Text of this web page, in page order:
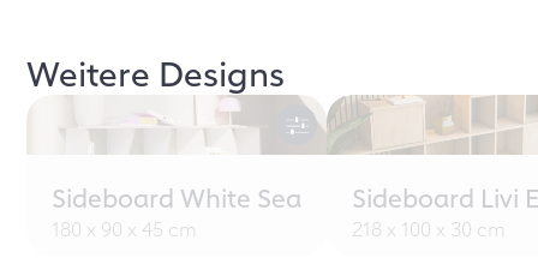
Weitere Designs
Sideboard White Sea
180 x 90 x 45 cm
Sideboard Livi
218 x 100 x 30 cm